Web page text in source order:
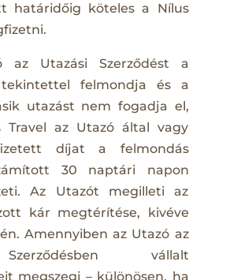
határidőig köteles a Nílus
az Utazási Szerződést a
tekintettel felmondja és a
utazást nem fogadja el,
Travel az Utazó által vagy
díjat a felmondás
30 naptári napon
Az Utazót megilleti az
kár megtérítése, kivéve
Amennyiben az Utazó az
vállalt
megszegi – különösen, ha